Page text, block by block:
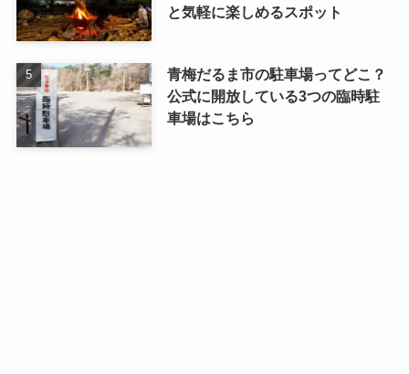
と気軽に楽しめるスポット
青梅だるま市の駐車場ってどこ？
公式に開放している3つの臨時駐
車場はこちら